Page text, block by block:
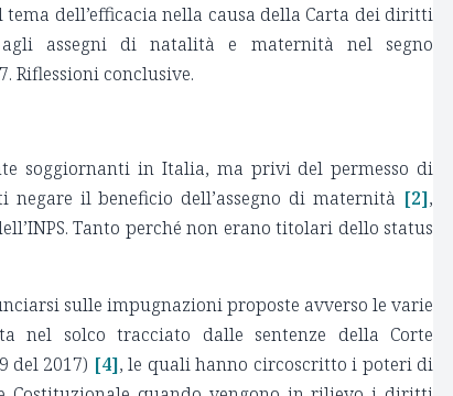
dell’efficacia nella causa della Carta dei diritti
assegni di natalità e maternità nel segno
Riflessioni conclusive.
soggiornanti in Italia, ma privi del permesso di
negare il beneficio dell’assegno di maternità [2],
Tanto perché non erano titolari dello status
sulle impugnazioni proposte avverso le varie
nel solco tracciato dalle sentenze della Corte
del 2017) [4], le quali hanno circoscritto i poteri di